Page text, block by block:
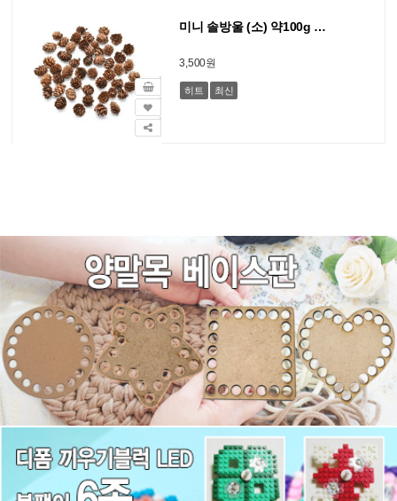
미니 솔방울 (소) 약100g 1봉지 약100개~110개 크기1.5cm~2.5cm
3,500원
히트 최신